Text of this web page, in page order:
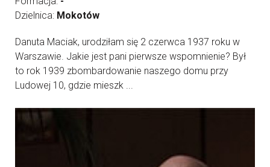
Dzielnica: Mokotów
Danuta Maciak, urodziłam się 2 czerwca 1937 roku w
Warszawie. Jakie jest pani pierwsze wspomnienie? Był
to rok 1939 zbombardowanie naszego domu przy
Ludowej 10, gdzie mieszk ...